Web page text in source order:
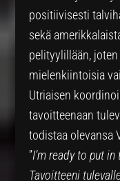
positiivisesti
sekä
pelityylillään,
mielenkiintoisia
Utriaisen
tavoitteenaan
todistaa olevansa
”I’m ready to put
Tavoitteeni